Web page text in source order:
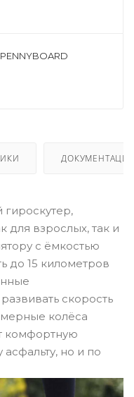
ДОКУМЕНТАЦИЯ
гироскутер,
для взрослых, так и
с ёмкостью
до 15 километров
скорость
колёса
комфортную
но и по